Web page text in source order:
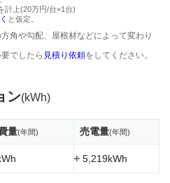
計上(20万円/台×1台)
と仮定。
角や勾配、屋根材などによって変わり
でしたら 見積り依頼をしてください。
ン(kWh)
量(年間) 売電量(年間)
+5,219kWh